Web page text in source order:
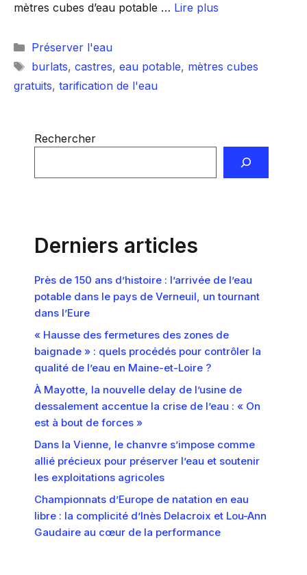
mètres cubes d’eau potable … Lire plus
Catégories
Préserver l'eau
Étiquettes
burlats, castres, eau potable, mètres cubes
gratuits, tarification de l'eau
Rechercher
Derniers articles
Près de 150 ans d’histoire : l’arrivée de l’eau
potable dans le pays de Verneuil, un tournant
dans l’Eure
« Hausse des fermetures des zones de
baignade » : quels procédés pour contrôler la
qualité de l’eau en Maine-et-Loire ?
À Mayotte, la nouvelle delay de l’usine de
dessalement accentue la crise de l’eau : « On
est à bout de forces »
Dans la Vienne, le chanvre s’impose comme
allié précieux pour préserver l’eau et soutenir
les exploitations agricoles
Championnats d’Europe de natation en eau
libre : la complicité d’Inès Delacroix et Lou-Ann
Gaudaire au cœur de la performance